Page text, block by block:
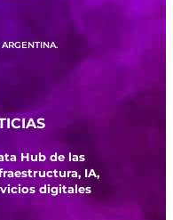
Hub de las
IA,
digitales